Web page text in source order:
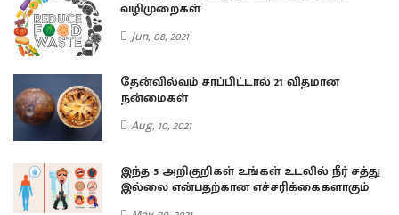
வழிமுறைகள்
Jun, 08, 2021
தேன்வில்வம் சாப்பிட்டால் 21 விதமான
நன்மைகள்
Aug, 10, 2021
இந்த 5 அறிகுறிகள் உங்கள் உடலில் நீர் சத்து
இல்லை என்பதற்கான எச்சரிக்கைகளாகும்